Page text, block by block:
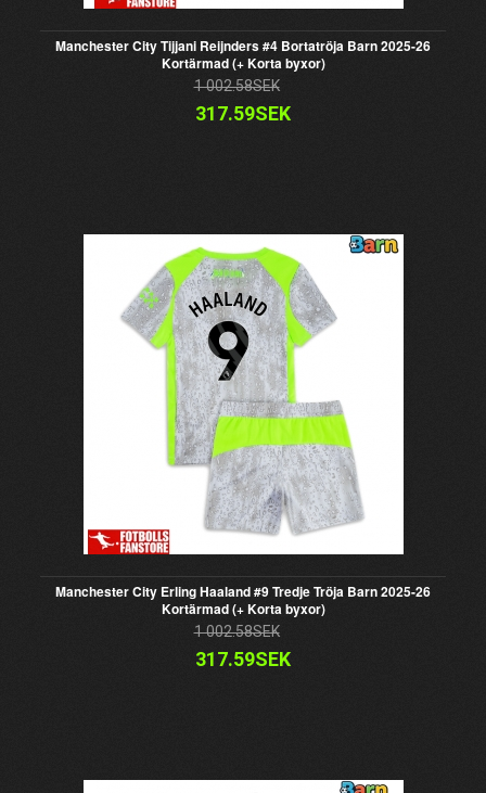
Manchester City Tijjani Reijnders #4 Bortatröja Barn 2025-26
Kortärmad (+ Korta byxor)
1 002.58SEK
317.59SEK
Manchester City Erling Haaland #9 Tredje Tröja Barn 2025-26
Kortärmad (+ Korta byxor)
1 002.58SEK
317.59SEK